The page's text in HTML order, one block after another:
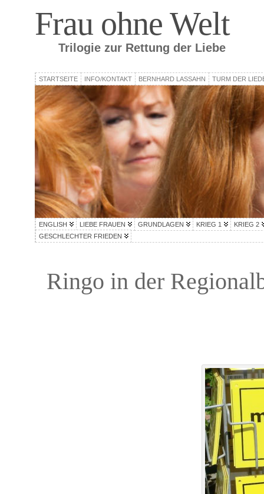
Frau ohne Welt
Trilogie zur Rettung der Liebe
STARTSEITE INFO/KONTAKT BERNHARD LASSAHN TURM DER
ENGLISH LIEBE FRAUEN GRUNDLAGEN KRIEG 1
KRIEG 2
GESCHLECHTER FRIEDEN
Ringo in der